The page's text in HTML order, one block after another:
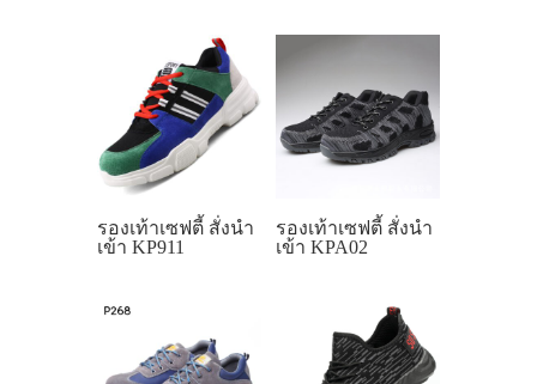
รองเท้าเซฟตี้ สั่งนำ
เข้า KP911
รองเท้าเซฟตี้ สั่งนำ
เข้า KPA02